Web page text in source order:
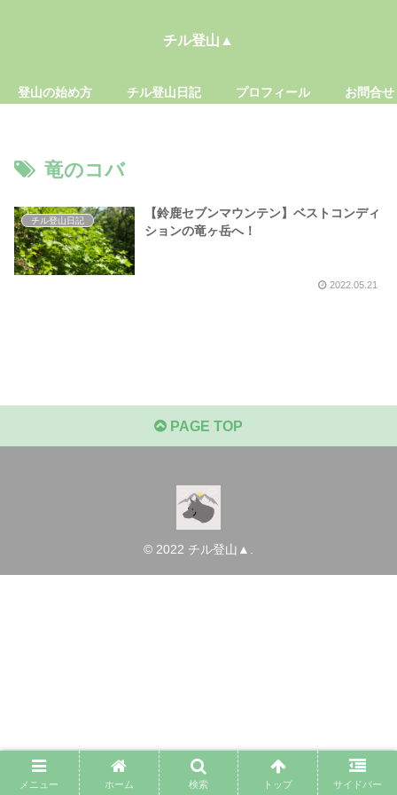
チル登山▲
登山の始め方 チル登山日記 プロフィール お問合せ
竜のコバ
チル登山日記
【鈴鹿セブンマウンテン】ベストコンディ
ションの竜ヶ岳へ！
2022.05.21
PAGE TOP
© 2022 チル登山▲.
メニュー ホーム 検索 トップ サイドバー